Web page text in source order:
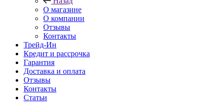
О магазине
О компании
Отзывы
Контакты
Трейд-Ин
Кредит и рассрочка
Гарантия
Доставка и оплата
Отзывы
Контакты
Статьи